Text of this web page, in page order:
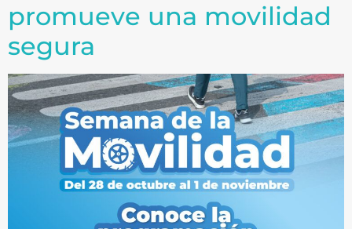
promueve una movilidad
segura